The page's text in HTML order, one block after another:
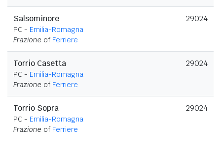
Salsominore
PC - Emilia-Romagna
Frazione of Ferriere
29024
Torrio Casetta
PC - Emilia-Romagna
Frazione of Ferriere
29024
Torrio Sopra
PC - Emilia-Romagna
Frazione of Ferriere
29024